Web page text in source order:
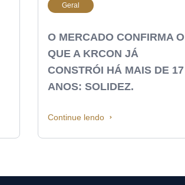
Geral
O MERCADO CONFIRMA O
QUE A KRCON JÁ
CONSTRÓI HÁ MAIS DE 17
ANOS: SOLIDEZ.
Continue lendo